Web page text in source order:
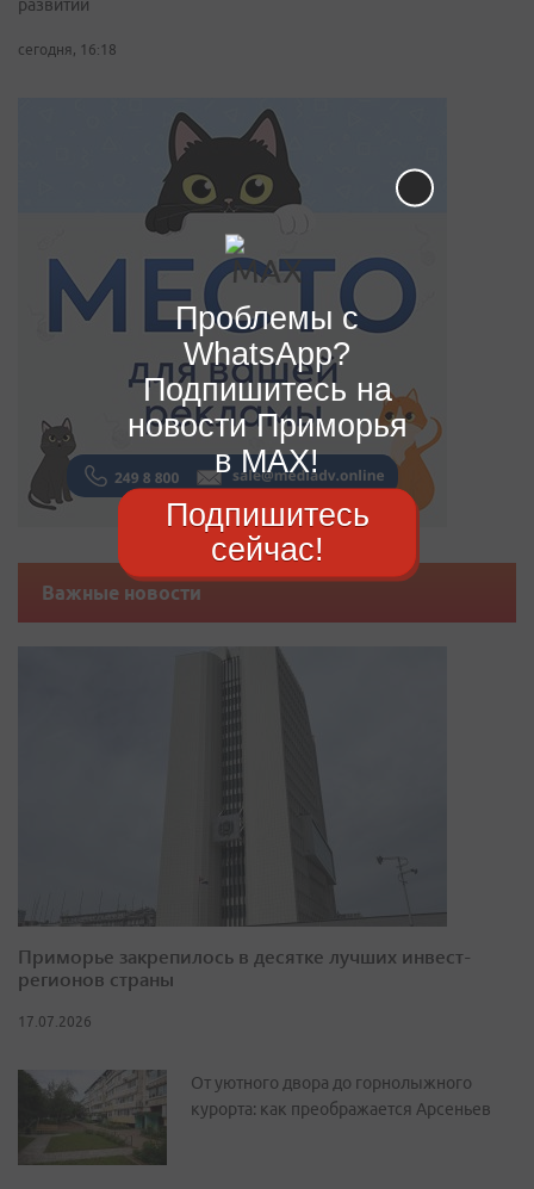
развитии
сегодня, 16:18
Важные новости
Приморье закрепилось в десятке лучших инвест-
регионов страны
17.07.2026
От уютного двора до горнолыжного
курорта: как преображается Арсеньев
Проблемы с
WhatsApp?
Подпишитесь на
новости Приморья
в MAX!
Подпишитесь
сейчас!